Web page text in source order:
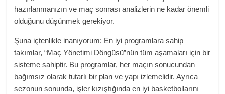
hazırlanmanızın ve maç sonrası analizlerin ne kadar önemli
olduğunu düşünmek gerekiyor.
Şuna içtenlikle inanıyorum: En iyi programlara sahip
takımlar, “Maç Yönetimi Döngüsü”nün tüm aşamaları için bir
sisteme sahiptir. Bu programlar, her maçın sonucundan
bağımsız olarak tutarlı bir plan ve yapı izlemelidir. Ayrıca
sezonun sonunda, işler kızıştığında en iyi basketbollarını